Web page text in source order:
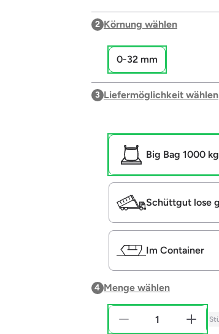
2 Körnung wählen
0-32 mm
3 Liefermöglichkeit wählen
Big Bag 1000 kg
Schüttgut lose
Im Container
4 Menge wählen